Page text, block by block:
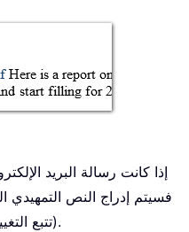
فسيتم إدراج النص التمهيدي
(تتبع التغييرات) دون تنسيقه بلون خط خاص.